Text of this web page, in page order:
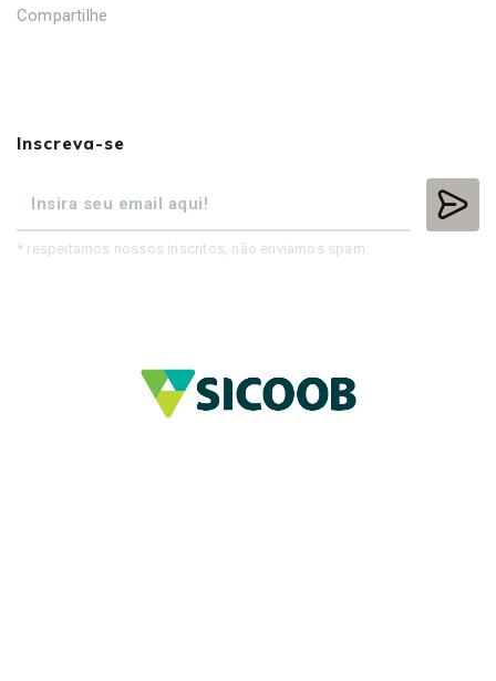
Compartilhe
Inscreva-se
* respeitamos nossos inscritos, não enviamos spam.